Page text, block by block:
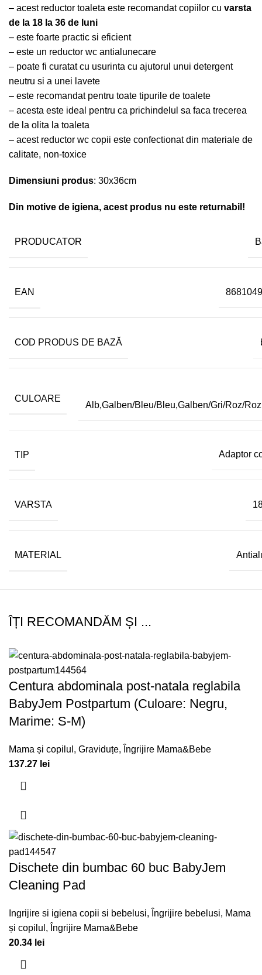
– acest reductor toaleta este recomandat copiilor cu varsta
de la 18 la 36 de luni
– este foarte practic si eficient
– este un reductor wc antialunecare
– poate fi curatat cu usurinta cu ajutorul unui detergent
neutru si a unei lavete
– este recomandat pentru toate tipurile de toalete
– acesta este ideal pentru ca prichindelul sa faca trecerea
de la olita la toaleta
– acest reductor wc copii este confectionat din materiale de
calitate, non-toxice
Dimensiuni produs: 30x36cm
Din motive de igiena, acest produs nu este returnabil!
PRODUCATOR
EAN
COD PRODUS DE BAZĂ
CULOARE
Alb,Galben/Bleu/Bleu,Galben/Gri/Roz/
TIP Adaptor
VARSTA
MATERIAL
ÎȚI RECOMANDĂM ȘI ...
Centura abdominala post-natala reglabila
BabyJem Postpartum (Culoare: Negru,
Marime: S-M)
Mama și copilul , Graviduțe, Îngrijire Mama&Bebe
137.27 lei
Dischete din bumbac 60 buc BabyJem
Cleaning Pad
Ingrijire si igiena copii si bebelusi, Îngrijire bebelusi, Mama
și copilul , Îngrijire Mama&Bebe
20.34 lei